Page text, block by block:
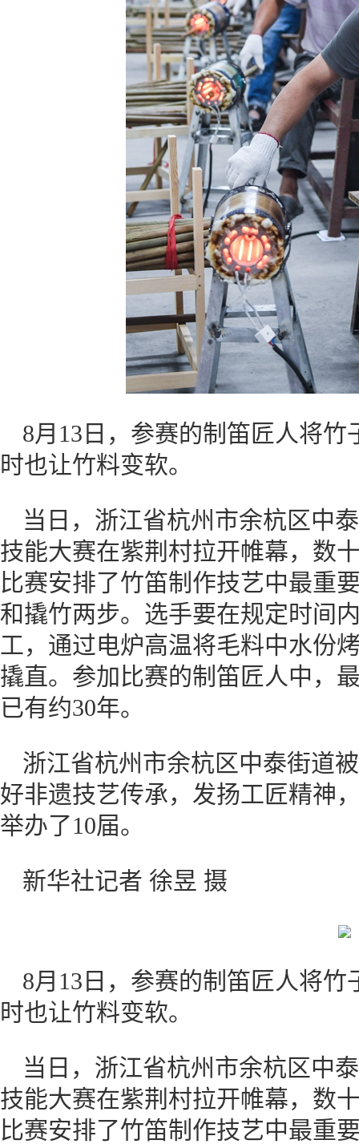
8月13日，参赛的制笛匠人将
时也让竹料变软。
当日，浙江省杭州市余杭区中
技能大赛在紫荆村拉开帷幕，数
比赛安排了竹笛制作技艺中最
和撬竹两步。选手要在规定时间
工，通过电炉高温将毛料中水份
撬直。参加比赛的制笛匠人中，
已有约30年。
浙江省杭州市余杭区中泰街道
好非遗技艺传承，发扬工匠精神
举办了10届。
新华社记者 徐昱 摄
8月13日，参赛的制笛匠人将
时也让竹料变软。
当日，浙江省杭州市余杭区中
技能大赛在紫荆村拉开帷幕，数
比赛安排了竹笛制作技艺中最